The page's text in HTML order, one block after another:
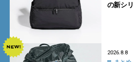
の新シ
2026.8.8